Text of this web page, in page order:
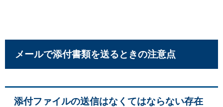
メールで添付書類を送るときの注意点
添付ファイルの送信はなくてはならない存在